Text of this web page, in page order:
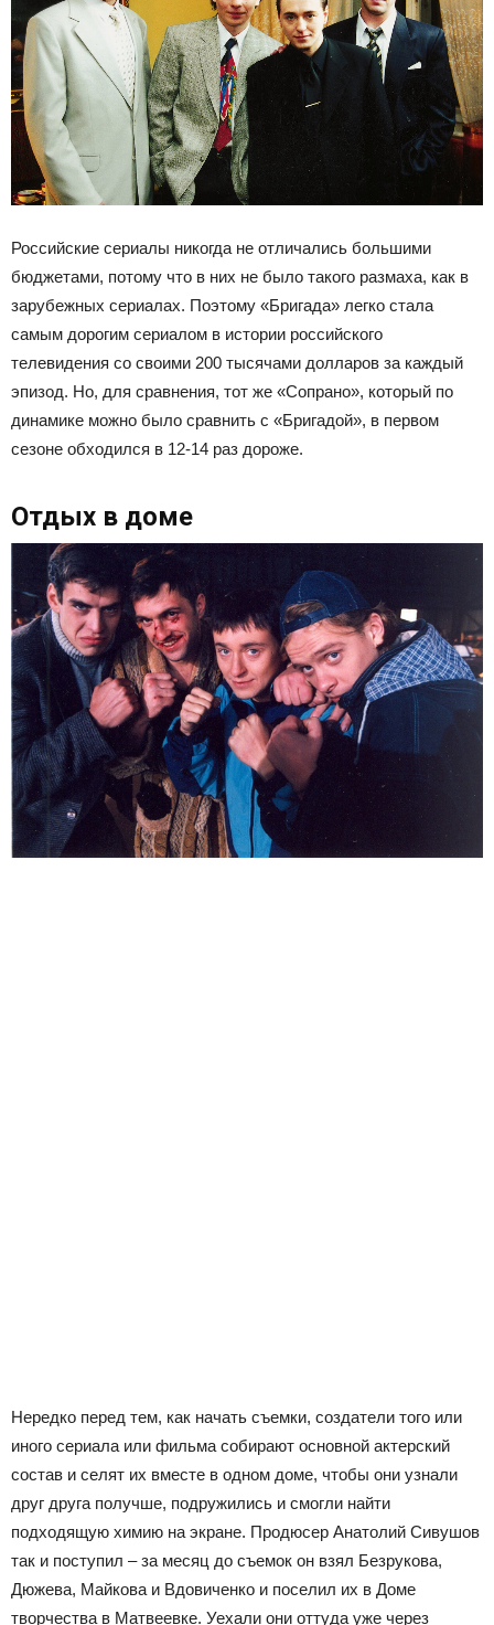
Российские сериалы никогда не отличались большими
бюджетами, потому что в них не было такого размаха, как в
зарубежных сериалах. Поэтому «Бригада» легко стала
самым дорогим сериалом в истории российского
телевидения со своими 200 тысячами долларов за каждый
эпизод. Но, для сравнения, тот же «Сопрано», который по
динамике можно было сравнить с «Бригадой», в первом
сезоне обходился в 12-14 раз дороже.
Отдых в доме
Нередко перед тем, как начать съемки, создатели того или
иного сериала или фильма собирают основной актерский
состав и селят их вместе в одном доме, чтобы они узнали
друг друга получше, подружились и смогли найти
подходящую химию на экране. Продюсер Анатолий Сивушов
так и поступил – за месяц до съемок он взял Безрукова,
Дюжева, Майкова и Вдовиченко и поселил их в Доме
творчества в Матвеевке. Уехали они оттуда уже через